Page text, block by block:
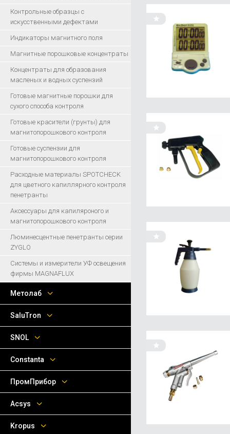
Контрольные образцы с
искусственными дефектами
Индикаторы магнитного поля
Магнитные порошковые концентраты
Концентраты для образования
масленых и водных суспензий
Готовые магнитные порошки для
сухого способа контроля
Готовые красители (грунты) для
магнитопорошкового контроля
Готовые суспензии для
магнитопорошкового контроля
Расходные материалы SPOTCHECK
для цветного капиллярного контроля
пенетранты
Аксессуары для капиляроного и
магнитопорошкового контроля
Люминесцентные пенетранты серии
ZYGLO
Системы и измерители УФ освещения
фирмы MAGNAFLUX
Метолаб
SaluTron
SNOL
Сonstanta
ПромПрибор
Acsys
Kropus